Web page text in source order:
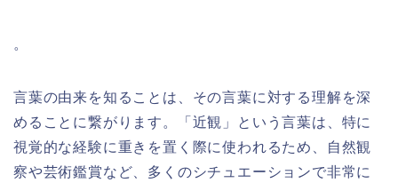
。
言葉の由来を知ることは、その言葉に対する理解を深
めることに繋がります。「近観」という言葉は、特に
視覚的な経験に重きを置く際に使われるため、自然観
察や芸術鑑賞など、多くのシチュエーションで非常に